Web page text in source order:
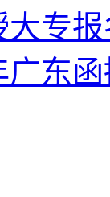
大专
广东